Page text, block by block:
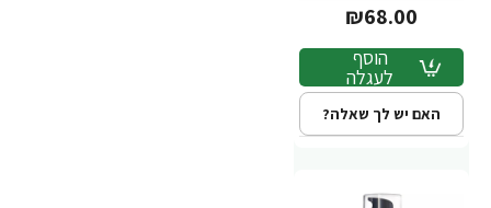
מבית REVLON
₪68.00
הוסף
לעגלה
האם יש לך שאלה?